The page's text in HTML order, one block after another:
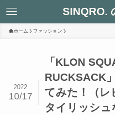
SINQRO.
ホーム ファッション
「KLON
RUCKSACK
てみた！（レ
タイリッシ
2022
10/17